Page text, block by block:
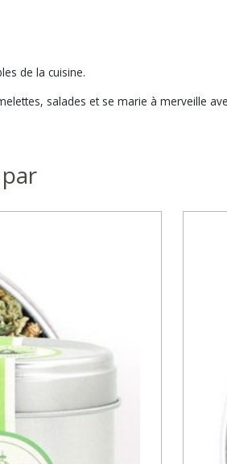
de la cuisine.
salades et se marie à merveille